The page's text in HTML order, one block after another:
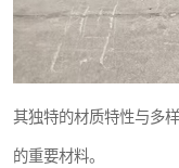
其独特的材质特性与多
的重要材料。